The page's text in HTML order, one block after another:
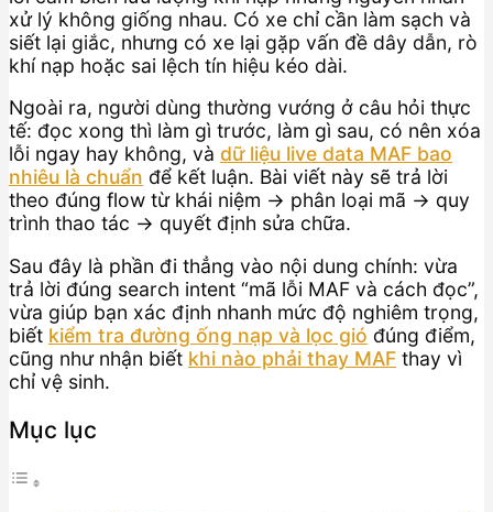
xử lý không giống nhau. Có xe chỉ cần làm sạch và
siết lại giắc, nhưng có xe lại gặp vấn đề dây dẫn, rò
khí nạp hoặc sai lệch tín hiệu kéo dài.
Ngoài ra, người dùng thường vướng ở câu hỏi thực
tế: đọc xong thì làm gì trước, làm gì sau, có nên xóa
lỗi ngay hay không, và dữ liệu live data MAF bao
nhiêu là chuẩn để kết luận. Bài viết này sẽ trả lời
theo đúng flow từ khái niệm → phân loại mã → quy
trình thao tác → quyết định sửa chữa.
Sau đây là phần đi thẳng vào nội dung chính: vừa
trả lời đúng search intent “mã lỗi MAF và cách đọc”,
vừa giúp bạn xác định nhanh mức độ nghiêm trọng,
biết kiểm tra đường ống nạp và lọc gió đúng điểm,
cũng như nhận biết khi nào phải thay MAF thay vì
chỉ vệ sinh.
Mục lục